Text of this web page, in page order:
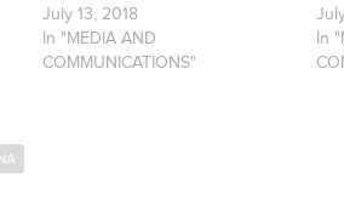
July 13, 2018
In "MEDIA AND
COMMUNICATIONS"
In